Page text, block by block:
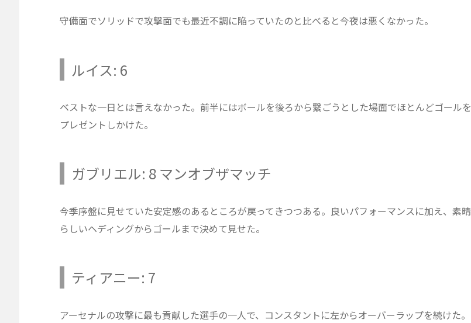
守備面でソリッドで攻撃面でも最近不調に陥っていたのと比べると今夜は悪くなかった。
ルイス: 6
ベストな一日とは言えなかった。前半にはボールを後ろから繋ごうとした場面でほとんどゴールを
プレゼントしかけた。
ガブリエル: 8 マンオブザマッチ
今季序盤に見せていた安定感のあるところが戻ってきつつある。良いパフォーマンスに加え、素晴
らしいヘディングからゴールまで決めて見せた。
ティアニー: 7
アーセナルの攻撃に最も貢献した選手の一人で、コンスタントに左からオーバーラップを続けた。